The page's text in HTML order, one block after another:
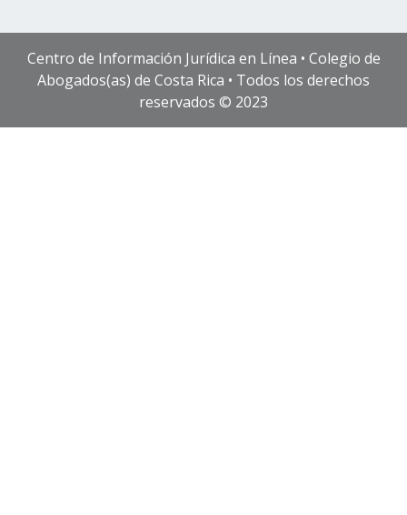
Centro de Información Jurídica en Línea • Colegio de
Abogados(as) de Costa Rica • Todos los derechos
reservados © 2023